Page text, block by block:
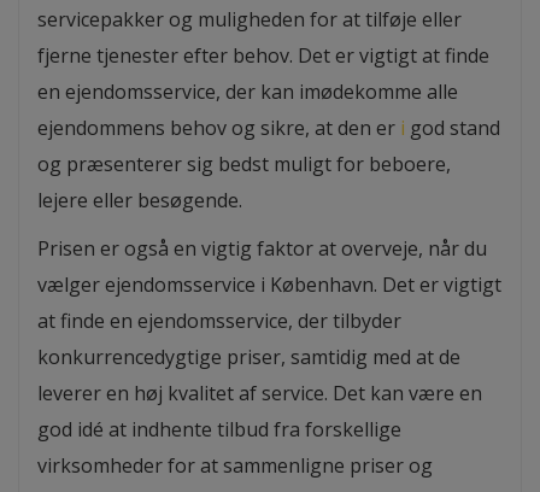
servicepakker og muligheden for at tilføje eller
fjerne tjenester efter behov. Det er vigtigt at finde
en ejendomsservice, der kan imødekomme alle
ejendommens behov og sikre, at den er i god stand
og præsenterer sig bedst muligt for beboere,
lejere eller besøgende.
Prisen er også en vigtig faktor at overveje, når du
vælger ejendomsservice i København. Det er vigtigt
at finde en ejendomsservice, der tilbyder
konkurrencedygtige priser, samtidig med at de
leverer en høj kvalitet af service. Det kan være en
god idé at indhente tilbud fra forskellige
virksomheder for at sammenligne priser og